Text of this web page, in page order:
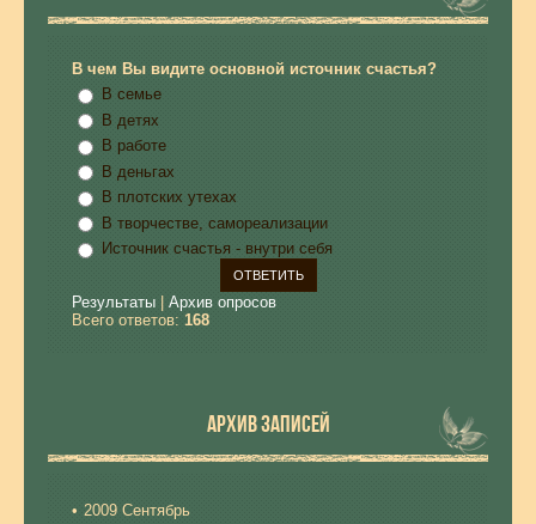
В чем Вы видите основной источник счастья?
В семье
В детях
В работе
В деньгах
В плотских утехах
В творчестве, самореализации
Источник счастья - внутри себя
Результаты
Архив опросов
Всего ответов: 168
АРХИВ ЗАПИСЕЙ
2009 Сентябрь